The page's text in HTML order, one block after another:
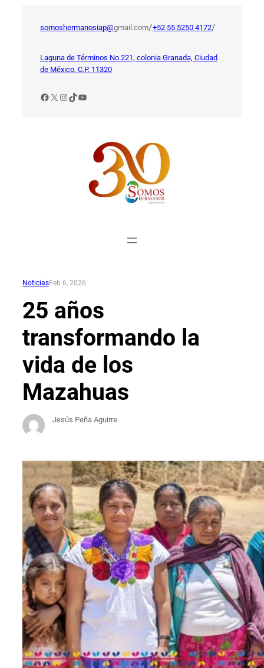
somoshermanosiap@gmail.com/+52 55 5250 4172/
Laguna de Términos No.221, colonia Granada, Ciudad
de México, C.P. 11320
Facebook
X Instagram
TikTok
YouTube
NoticiasFeb 6, 2026
25 años
transformando la
vida de los
Mazahuas
Jesús Peña Aguirre